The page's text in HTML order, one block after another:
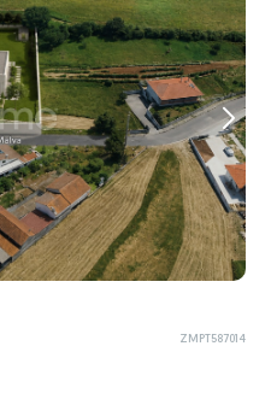
ZMPT587014